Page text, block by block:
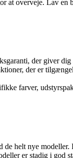
at overveje. Lav en
der giver
der er
farver,
helt nye
er stadig i